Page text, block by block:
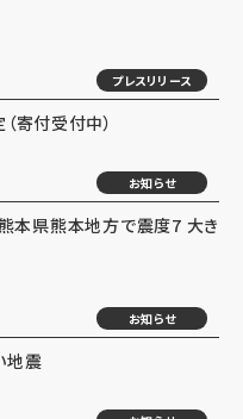
プレスリリース
寄付受付中）
お知らせ
本県熊本地方で震度7 大き
お知らせ
地震